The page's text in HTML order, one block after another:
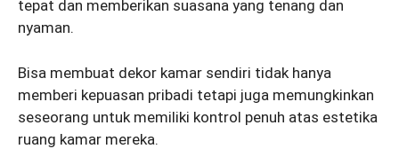
tepat dan memberikan suasana yang tenang dan
nyaman.
Bisa membuat dekor kamar sendiri tidak hanya
memberi kepuasan pribadi tetapi juga memungkinkan
seseorang untuk memiliki kontrol penuh atas estetika
ruang kamar mereka.